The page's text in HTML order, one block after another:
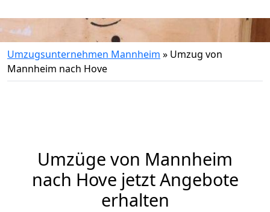
Umzugsunternehmen Mannheim » Umzug von
Mannheim nach Hove
Umzüge von Mannheim
nach Hove jetzt Angebote
erhalten